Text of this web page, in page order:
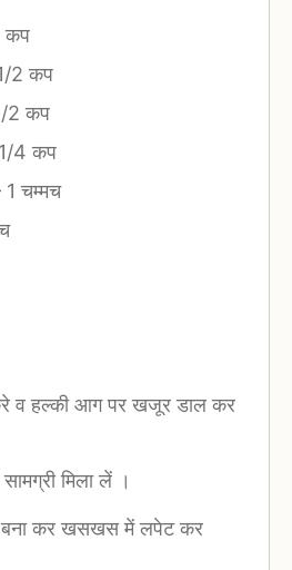
कप
2 कप
2 कप
1/4 कप
1 चम्मच
व हल्की आग पर खजूर डाल कर
मिला लें ।
बना कर खसखस में लपेट कर